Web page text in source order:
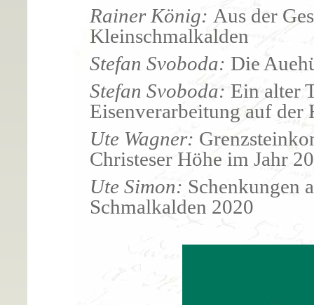
Rainer König: Aus der
Kleinschmalkalden
Stefan Svoboda: Die
Stefan Svoboda: Ein alter
Eisenverarbeitung auf der
Ute Wagner:
Christeser Höhe im Jahr
Ute Simon: Schenkungen
Schmalkalden 2020